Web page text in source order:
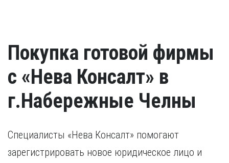
Покупка готовой фирмы
с «Нева Консалт» в
г.Набережные Челны
Специалисты «Нева Консалт» помогают
зарегистрировать новое юридическое лицо и